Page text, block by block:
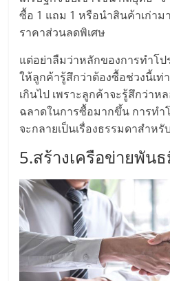
ฟรี,
บริการ
พัฒนา
ระบบ
แฟ
รน
ไชส์"
ซื้อ 1 แถม 1 หรือนำสินค้าเก่า
ราคาส่วนลดพิเศษ
แต่อย่าลืมว่าหลักของการทำโ
ให้ลูกค้ารู้สึกว่าต้องซื้อช่วงนี้เ
เกินไป เพราะลูกค้าจะรู้สึกว่าห
ฉลาดในการซื้อมากขึ้น การทำ
จะกลายเป็นเรื่องธรรมดาสำห
5.สร้างเครือข่ายพัน